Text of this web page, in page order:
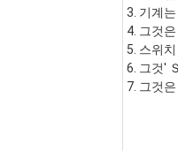
3. 기계
4. 그것
5. 스위
6. 그것'
7. 그것